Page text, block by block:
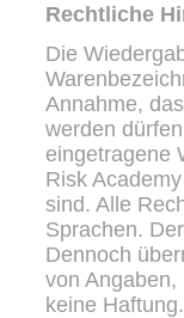
Rechtliche
Die
Annahme,
werden
eingetragene
Risk
sind. Alle
Sprachen.
Dennoch
von
keine Haftung.